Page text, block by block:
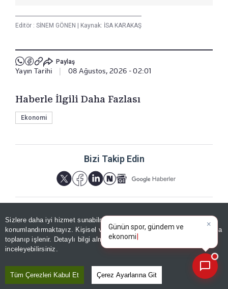
Sizlere daha iyi hizmet sunabilmek adına sitemizde
konumlandırmaktayız. Kişisel verileriniz, KVKK ve GDPR kapsamında
toplanıp işlenir. Detaylı bilgi almak içinAydınlatma Metnimizi
inceleyebilirsiniz.
Tüm Çerezleri Kabul Et Çerez Ayarlarına Git
Editör : SİNEM GÖNEN | Kaynak: İSA KARAKAŞ
Paylaş
Yayın Tarihi 08 Ağustos, 2026 - 02:01
Haberle İlgili Daha Fazlası
Ekonomi
Bizi Takip Edin
YORUMLAR
×
Günün spor, gündem ve
ekonomi gelişmelerini analiz
edin!|